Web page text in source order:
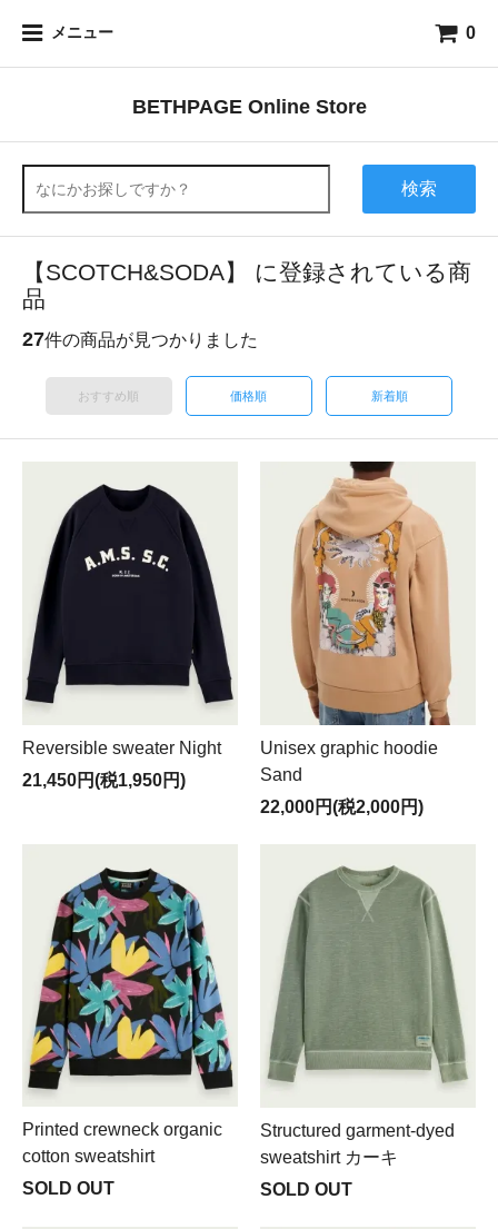
メニュー 0
BETHPAGE Online Store
検索
【SCOTCH&SODA】 に登録されている商
品
27件の商品が見つかりました
おすすめ順 価格順 新着順
Reversible sweater Night
21,450円(税1,950円)
Unisex graphic hoodie
Sand
22,000円(税2,000円)
Printed crewneck organic
cotton sweatshirt
SOLD OUT
Structured garment-dyed
sweatshirt カーキ
SOLD OUT